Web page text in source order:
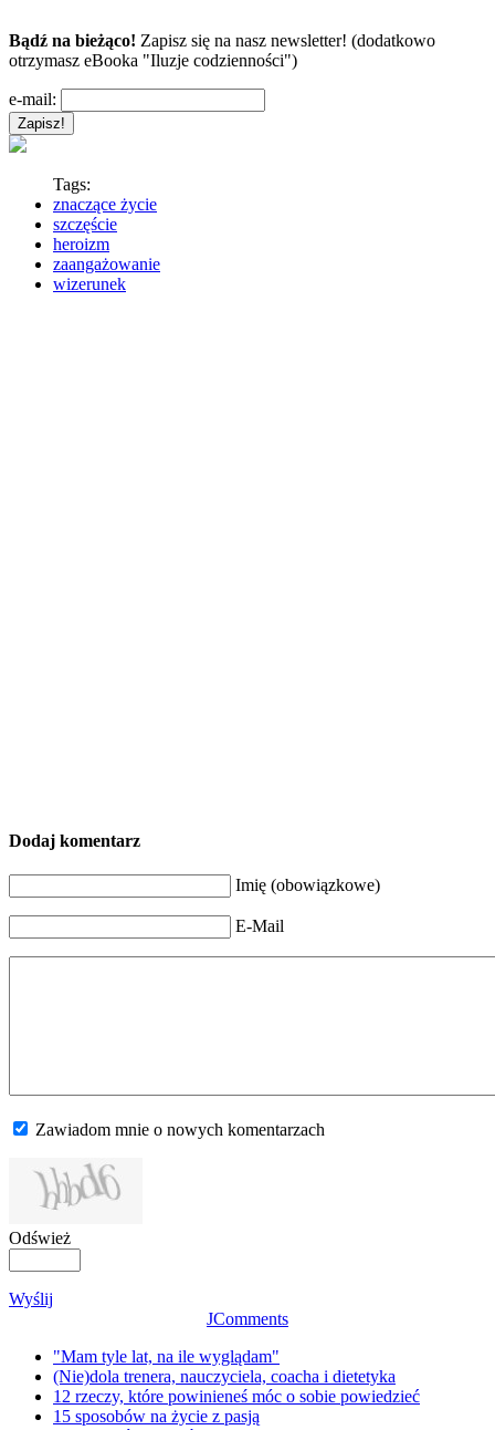
Bądź na bieżąco! Zapisz się na nasz newsletter! (dodatkowo
otrzymasz eBooka "Iluzje codzienności")
e-mail:
Tags:
znaczące życie
szczęście
heroizm
zaangażowanie
wizerunek
Dodaj komentarz
Imię (obowiązkowe)
E-Mail
Zawiadom mnie o nowych komentarzach
Odśwież
Wyślij
JComments
"Mam tyle lat, na ile wyglądam"
(Nie)dola trenera, nauczyciela, coacha i dietetyka
12 rzeczy, które powinieneś móc o sobie powiedzieć
15 sposobów na życie z pasją